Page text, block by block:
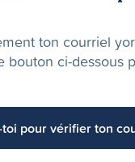
ton courriel
bouton ci-dessous
pour vérifier ton